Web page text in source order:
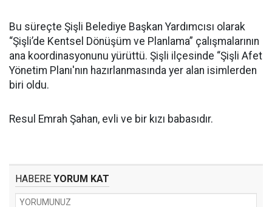
Bu süreçte Şişli Belediye Başkan Yardımcısı olarak
“Şişli’de Kentsel Dönüşüm ve Planlama” çalışmalarının
ana koordinasyonunu yürüttü. Şişli ilçesinde “Şişli Afet
Yönetim Planı'nın hazırlanmasında yer alan isimlerden
biri oldu.
Resul Emrah Şahan, evli ve bir kızı babasıdır.
HABERE YORUM KAT